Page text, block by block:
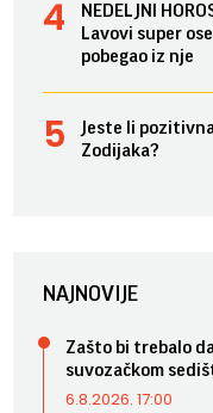
NEDELJNI
Lavovi super
pobegao iz nje
Jeste li
Zodijaka?
NAJNOVIJE
Zašto bi trebalo
suvozačkom
6.8.2026. 17:00